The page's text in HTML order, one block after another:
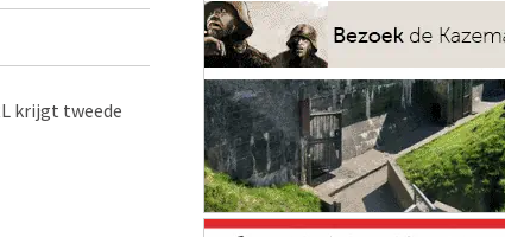
krijgt tweede